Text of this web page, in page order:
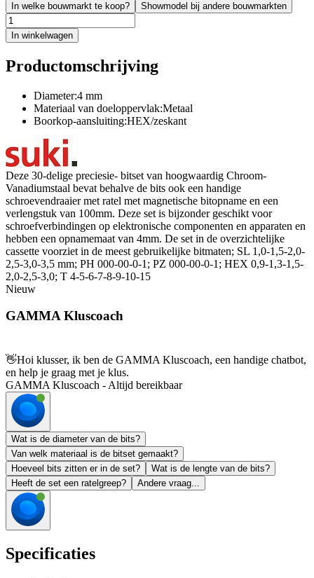
In welke bouwmarkt te koop? Showmodel bij andere bouwmarkten
In winkelwagen
Productomschrijving
Diameter:4 mm
Materiaal van doeloppervlak:Metaal
Boorkop-aansluiting:HEX/zeskant
Deze 30-delige preciesie- bitset van hoogwaardig Chroom-
Vanadiumstaal bevat behalve de bits ook een handige
schroevendraaier met ratel met magnetische bitopname en een
verlengstuk van 100mm. Deze set is bijzonder geschikt voor
schroefverbindingen op elektronische componenten en apparaten en
hebben een opnamemaat van 4mm. De set in de overzichtelijke
cassette voorziet in de meest gebruikelijke bitmaten; SL 1,0-1,5-2,0-
2,5-3,0-3,5 mm; PH 000-00-0-1; PZ 000-00-0-1; HEX 0,9-1,3-1,5-
2,0-2,5-3,0; T 4-5-6-7-8-9-10-15
Nieuw
GAMMA Kluscoach
👋Hoi klusser, ik ben de GAMMA Kluscoach, een handige chatbot,
en help je graag met je klus.
GAMMA Kluscoach - Altijd bereikbaar
Wat is de diameter van de bits?
Van welk materiaal is de bitset gemaakt?
Hoeveel bits zitten er in de set?
Wat is de lengte van de bits?
Heeft de set een ratelgreep?
Andere vraag...
Specificaties